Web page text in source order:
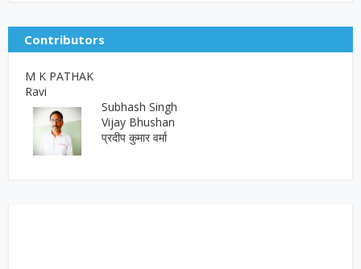
Contributors
M K PATHAK
Ravi
Subhash Singh
Vijay Bhushan
प्रदीप कुमार वर्मा